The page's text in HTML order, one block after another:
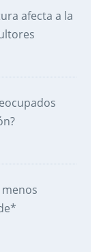
afecta a la
menos